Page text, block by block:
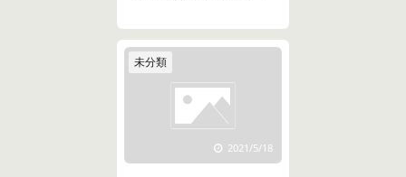
未分類
2021/5/18